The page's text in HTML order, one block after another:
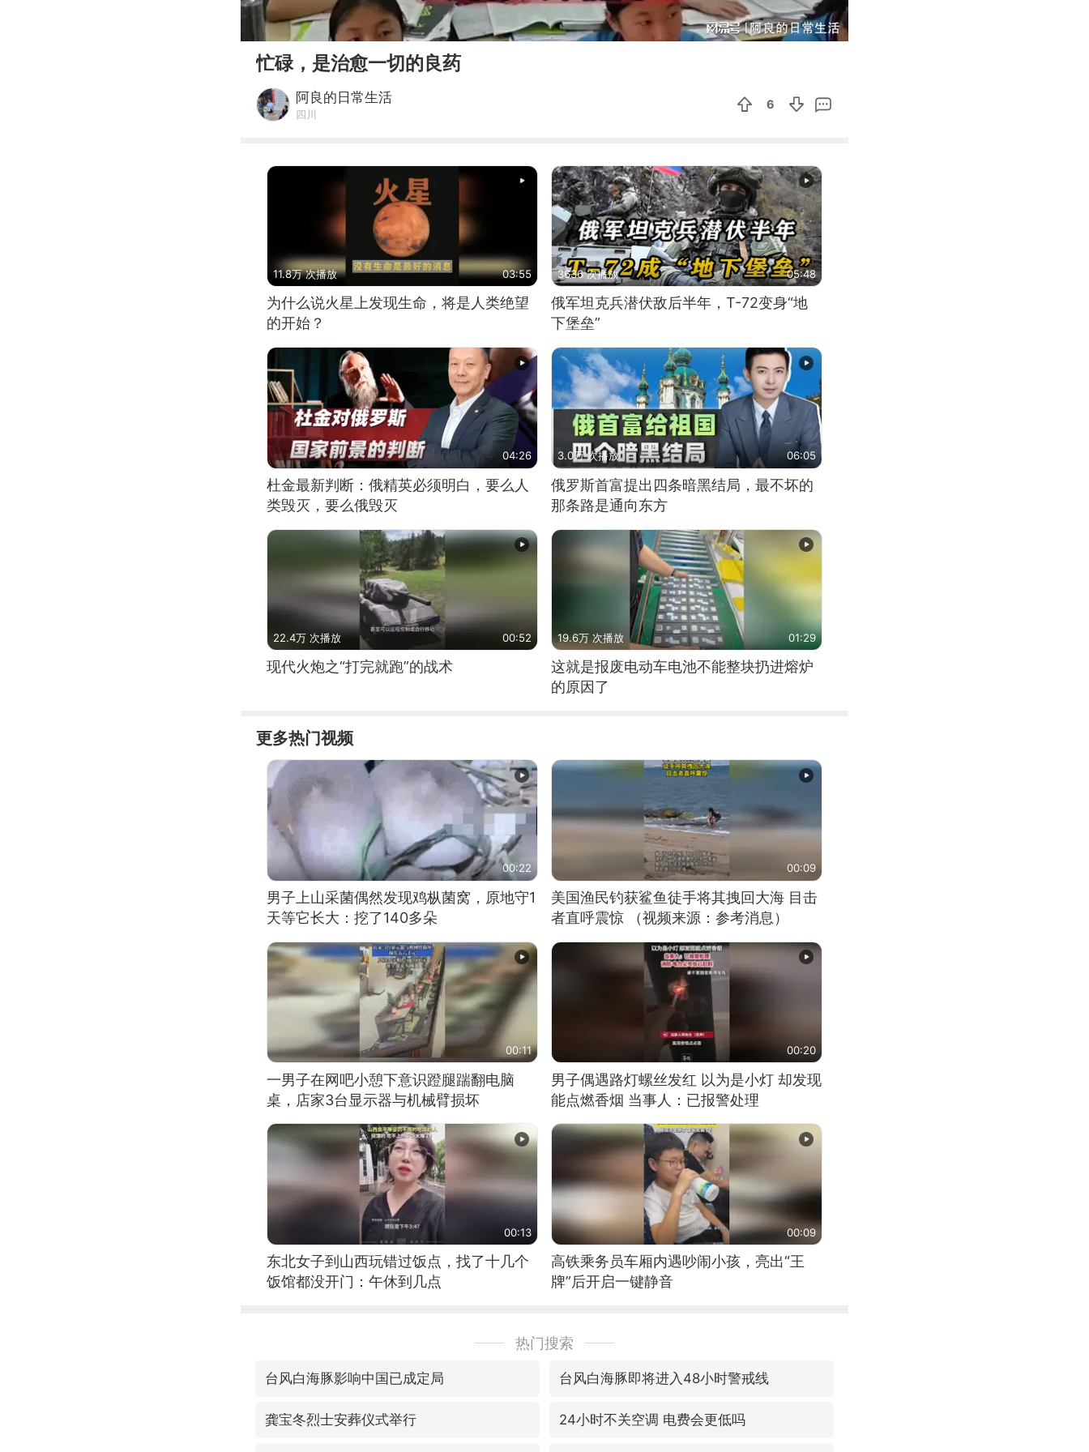
00:00 00:30
忙碌，是治愈一切的良药
阿良的日常生活
四川
6
11.8万 次播放 03:55
为什么说火星上发现生命，将是人类绝望
的开始？
3636 次播放 05:48
俄军坦克兵潜伏敌后半年，T-72变身“地
下堡垒”
04:26
杜金最新判断：俄精英必须明白，要么人
类毁灭，要么俄毁灭
3.0万 次播放 06:05
俄罗斯首富提出四条暗黑结局，最不坏的
那条路是通向东方
22.4万 次播放 00:52
现代火炮之“打完就跑”的战术
19.6万 次播放 01:29
这就是报废电动车电池不能整块扔进熔炉
的原因了
更多热门视频
00:22
男子上山采菌偶然发现鸡枞菌窝，原地守1
天等它长大：挖了140多朵
00:09
美国渔民钓获鲨鱼徒手将其拽回大海 目击
者直呼震惊 （视频来源：参考消息）
00:11
一男子在网吧小憩下意识蹬腿踹翻电脑
桌，店家3台显示器与机械臂损坏
00:20
男子偶遇路灯螺丝发红 以为是小灯 却发现
能点燃香烟 当事人：已报警处理
00:13
东北女子到山西玩错过饭点，找了十几个
饭馆都没开门：午休到几点
00:09
高铁乘务员车厢内遇吵闹小孩，亮出“王
牌”后开启一键静音
热门搜索
台风白海豚影响中国已成定局 台风白海豚即将进入48小时警戒线
龚宝冬烈士安葬仪式举行 24小时不关空调 电费会更低吗